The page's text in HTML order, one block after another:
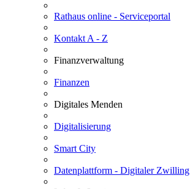
Rathaus online - Serviceportal
Kontakt A - Z
Finanzverwaltung
Finanzen
Digitales Menden
Digitalisierung
Smart City
Datenplattform - Digitaler Zwilling